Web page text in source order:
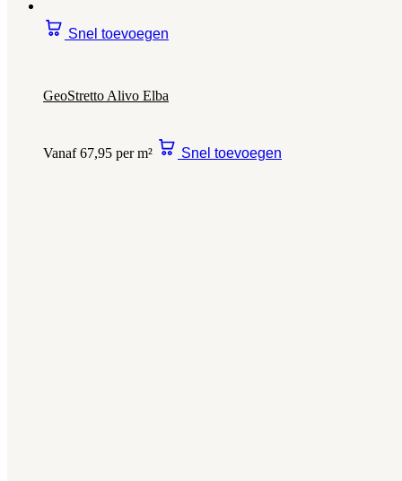
Snel toevoegen
GeoStretto Alivo Elba
Vanaf 67,95 per m² Snel toevoegen